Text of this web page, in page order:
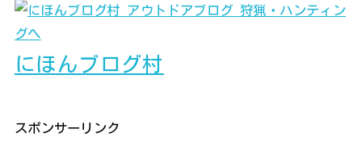
にほんブログ村
スポンサーリンク